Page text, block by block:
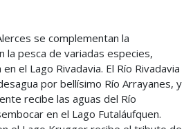
se complementan la
la pesca de variadas especies,
el Lago Rivadavia. El Río Rivadavia
por bellísimo Río Arrayanes, y
recibe las aguas del Río
en el Lago Futaláufquen.